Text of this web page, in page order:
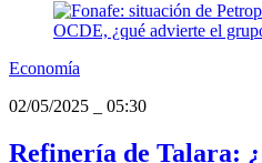
Economía
02/05/2025
05:30
Refinería de Talara: